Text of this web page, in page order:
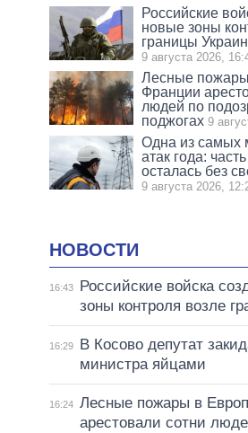
Российские
новые зоны
границы
9 августа 2026,
Лесные
Франции
людей по
поджогах 9
Одна из самых
атак года:
осталась без
9 августа 2026,
НОВОСТИ
16:43
Российские войска
зоны контроля возле
16:29
В Косово депутат
министра яйцами
16:24 Лесные пожары в
арестовали сотни